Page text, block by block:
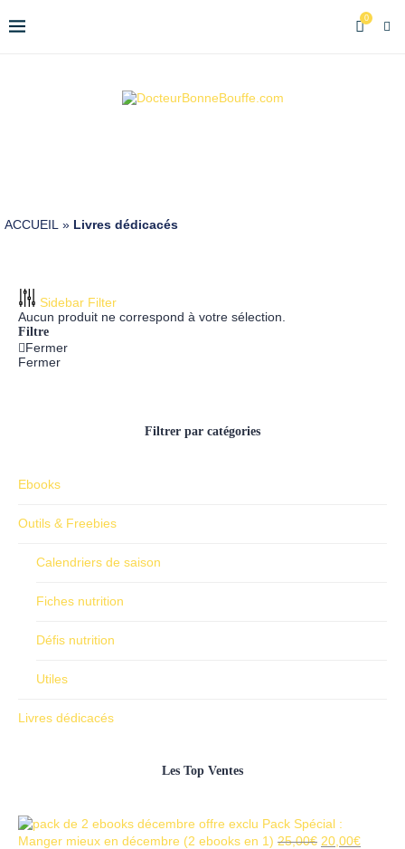
0
ACCUEIL » Livres dédicacés
Sidebar Filter
Aucun produit ne correspond à votre sélection.
Filtre
Fermer
Fermer
Filtrer par catégories
Ebooks
Outils & Freebies
Calendriers de saison
Fiches nutrition
Défis nutrition
Utiles
Livres dédicacés
Les Top Ventes
Pack Spécial :
Manger mieux en décembre (2 ebooks en 1) 25,00€ 20,00€